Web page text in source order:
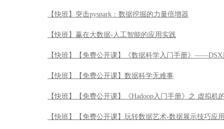
【快班】突击pyspark：数据挖掘的力量倍增器
【快班】赢在大数据-人工智能的应用实践
【快班】【免费公开课】《数据科学入门手册》
【快班】【免费公开课】数据科学无难事
【快班】【免费公开课】《Hadoop入门手册》之 虚拟机
【快班】【免费公开课】玩转数据艺术-数据展示技巧应